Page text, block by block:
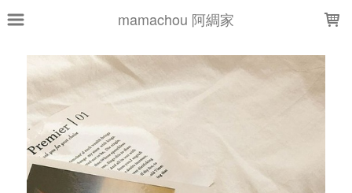
mamachou 阿綢家